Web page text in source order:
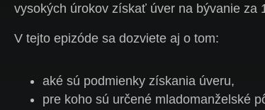
vysokých úrokov získať úver na bývanie za
V tejto epizóde sa dozviete aj o tom:
aké sú podmienky získania úveru,
pre koho sú určené mladomanželské